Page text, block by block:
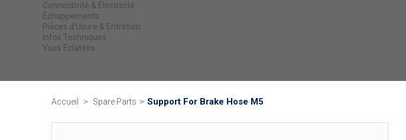
Connectivité & Électricité
Échappements
Pièces d'Usure & Entretien
Infos Techniques
Vues Éclatées
Accueil > Spare Parts > Support For Brake Hose M5